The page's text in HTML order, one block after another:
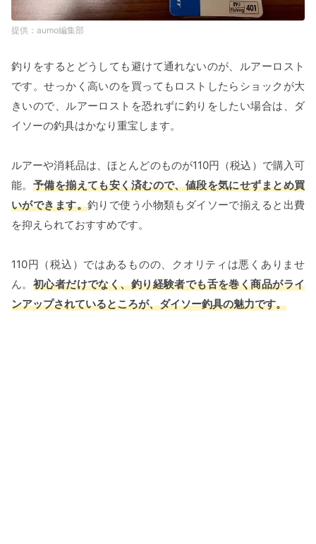
aumo編集部
釣りをするとどうしても避けて通れないのが、ルアーロスト
です。せっかく高いのを買ってもロストしたらショックが大
きいので、ルアーロストを恐れずに釣りをしたい場合は、ダ
イソーの釣具はかなり重宝します。
ルアーや消耗品は、ほとんどのものが110円（税込）で購入可
能。 予備を揃えても安く済むので、値段を気にせずまとめ買
いができます。釣りで使う小物類もダイソーで揃えると出費
を抑えられておすすめです。
110円（税込）ではあるものの、クオリティは悪くありませ
ん。 初心者だけでなく、釣り経験者でも舌を巻く商品がライ
ンアップされているところが、ダイソー釣具の魅力です。